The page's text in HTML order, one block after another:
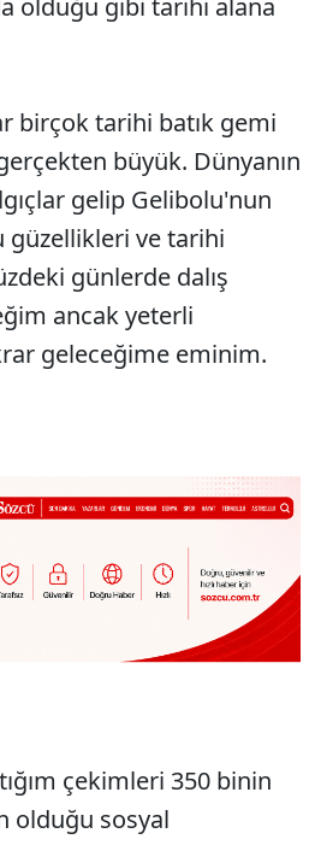
olduğu gibi tarihi alana
birçok tarihi batık gemi
büyük. Dünyanın
gelip Gelibolu'nun
ve tarihi
günlerde dalış
ancak yeterli
geleceğime eminim.
çekimleri 350 binin
olduğu sosyal